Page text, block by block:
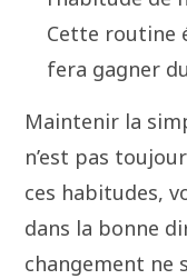
Cette routine
fera gagner
Maintenir la
n’est pas
ces habitudes,
dans la bonne
changement ne